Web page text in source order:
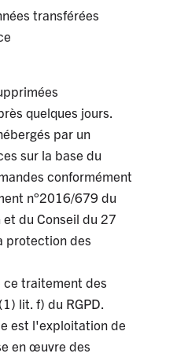
transférées
quelques jours.
par un
sur la base du
conformément
n°2016/679 du
du Conseil du 27
protection des
ce traitement des
lit. f) du RGPD.
est l'exploitation de
en œuvre des